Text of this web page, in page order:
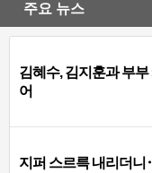
주요 뉴스
김혜수, 김지훈과 부부
어
지퍼 스르륵 내리더